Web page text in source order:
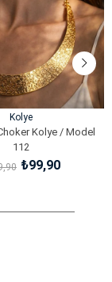
Kolye
Kolye / Model
112
₺99,90